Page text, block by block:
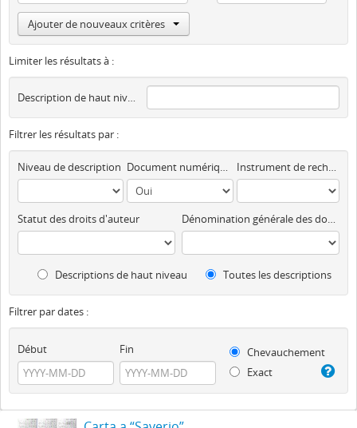
Ajouter de nouveaux critères
Limiter les résultats à :
Description de haut niveau
Filtrer les résultats par :
Niveau de description Document numérique disponible Instrument de recherche
Statut des droits d'auteur Dénomination générale des documents
Descriptions de haut niveau Toutes les descriptions
Filtrer par dates :
Début Fin
Chevauchement
Exact